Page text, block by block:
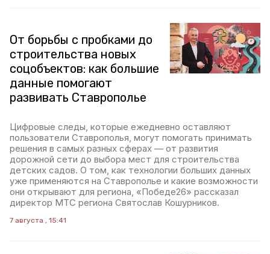
От борьбы с пробками до
строительства новых
соцобъектов: как большие
данные помогают
развивать Ставрополье
Цифровые следы, которые ежедневно оставляют
пользователи Ставрополья, могут помогать принимать
решения в самых разных сферах — от развития
дорожной сети до выбора мест для строительства
детских садов. О том, как технологии больших данных
уже применяются на Ставрополье и какие возможности
они открывают для региона, «Победе26» рассказал
директор МТС региона Святослав Кошурников.
7 августа , 15:41